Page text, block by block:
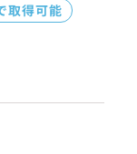
取得可能